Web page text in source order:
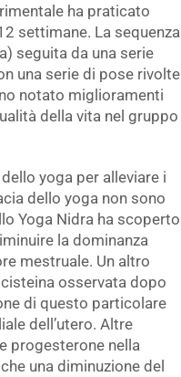
ha praticato
settimane. La sequenza
seguita da una serie
una serie di pose rivolte
notato miglioramenti
della vita nel gruppo
yoga per alleviare i
dello yoga non sono
Yoga Nidra ha scoperto
la dominanza
mestruale. Un altro
osservata dopo
di questo particolare
dell’utero. Altre
progesterone nella
una diminuzione del